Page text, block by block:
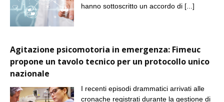
hanno sottoscritto un accordo di [...]
Agitazione psicomotoria in emergenza: Fimeuc
propone un tavolo tecnico per un protocollo unico
nazionale
I recenti episodi drammatici arrivati alle
cronache registrati durante la gestione di